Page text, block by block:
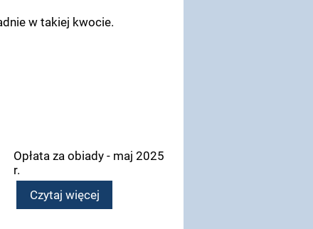
w takiej kwocie.
Opłata za obiady - maj 2025
r.
Czytaj więcej